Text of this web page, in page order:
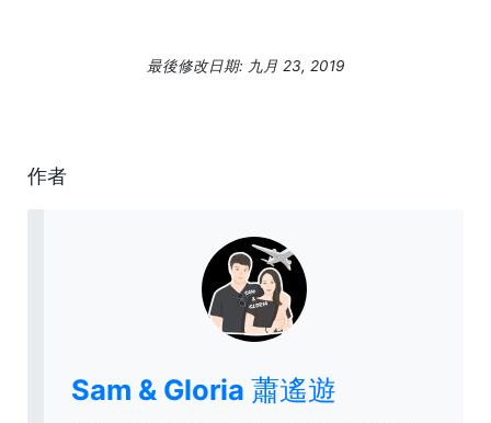
最後修改日期: 九月 23, 2019
作者
Sam & Gloria 蕭遙遊